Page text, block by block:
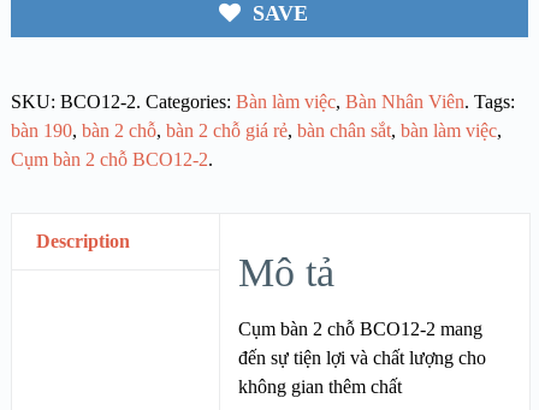
SAVE
SKU: BCO12-2. Categories: Bàn làm việc, Bàn Nhân Viên. Tags:
bàn 190, bàn 2 chỗ, bàn 2 chỗ giá rẻ, bàn chân sắt, bàn làm việc,
Cụm bàn 2 chỗ BCO12-2.
Description
Mô tả
Cụm bàn 2 chỗ BCO12-2 mang
đến sự tiện lợi và chất lượng cho
không gian thêm chất